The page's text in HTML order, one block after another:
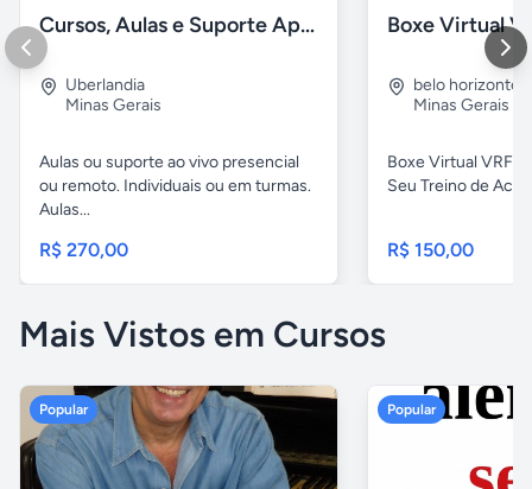
Cursos, Aulas e Suporte Apple - Básico e Avançado
Uberlandia
Minas Gerais
Aulas ou suporte ao vivo presencial
ou remoto. Individuais ou em turmas.
Aulas...
R$ 270,00
belo horizonte
Minas Gerais
Boxe Virtual
Seu Treino de
R$ 150,00
Mais Vistos em Cursos
Popular Popular